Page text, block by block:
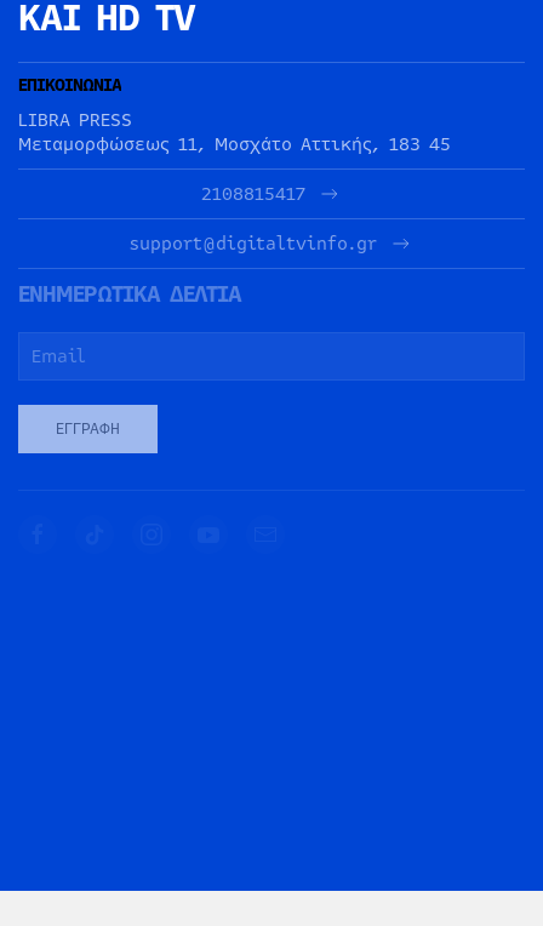
ΚΑΙ HD TV
ΕΠΙΚΟΙΝΩΝΙΑ
LIBRA PRESS
Μεταμορφώσεως 11, Μοσχάτο Αττικής, 183 45
2108815417
support@digitaltvinfo.gr
ΕΝΗΜΕΡΩΤΙΚΑ ΔΕΛΤΙΑ
ΕΓΓΡΑΦΉ